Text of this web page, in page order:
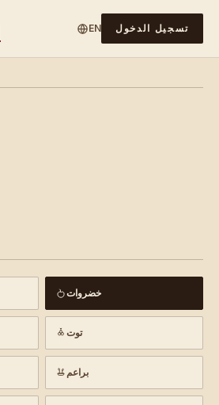
EN تسجيل الدخول
خضروات
توت
براعم